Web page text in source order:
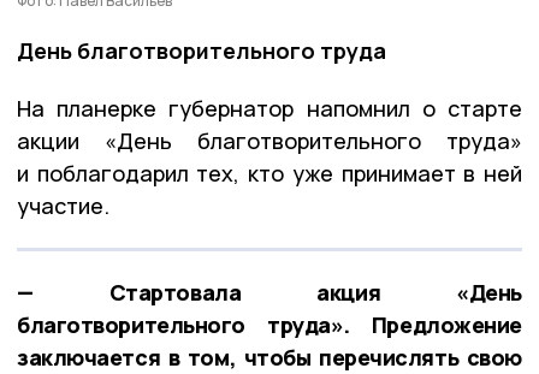
День благотворительного труда
На планерке губернатор напомнил о старте
акции «День благотворительного труда»
и поблагодарил тех, кто уже принимает в ней
участие.
— Стартовала акция «День
благотворительного труда». Предложение
заключается в том, чтобы перечислять свою